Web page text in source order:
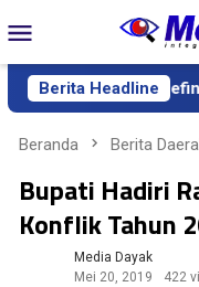
ke
kontenMobile
Berita Headline
Definitif Kalteng,
Beranda Berita
Bupati Hadiri
Konflik Tahun
Media Dayak
Mei 20, 2019
422